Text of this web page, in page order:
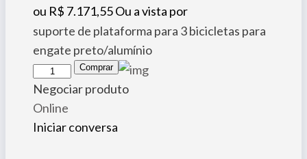
ou R$ 7.171,55Ou a vista por
suporte de plataforma para 3 bicicletas para
engate preto/alumínio
Thule
VeloSpace
XT
quantidade
Comprar
Negociar produto
Online
Iniciar conversa